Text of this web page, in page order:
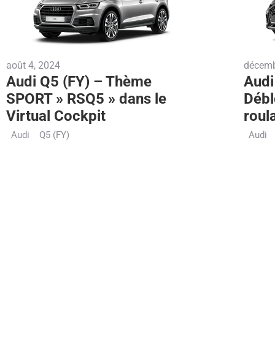
août 4, 2024
Audi Q5 (FY) – Thème
SPORT » RSQ5 » dans le
Virtual Cockpit
Audi Q5 (FY) Audi